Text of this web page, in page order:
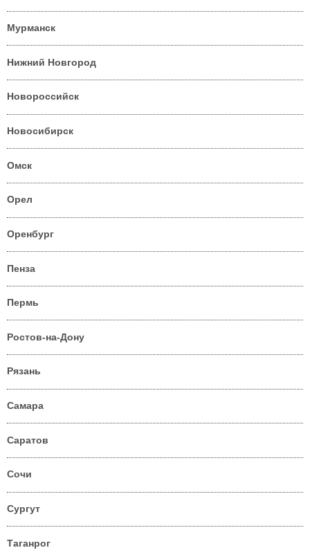
Мурманск
Нижний Новгород
Новороссийск
Новосибирск
Омск
Орел
Оренбург
Пенза
Пермь
Ростов-на-Дону
Рязань
Самара
Саратов
Сочи
Сургут
Таганрог